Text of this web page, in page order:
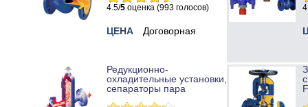
4.5/5 оценка (993 голосов)
ЦЕНА Договорная
Редукционно-
охладительные установки,
сепараторы пара